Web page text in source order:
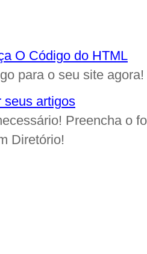
O Código do HTML
para o seu site agora!
seus artigos
Preencha o
Diretório!